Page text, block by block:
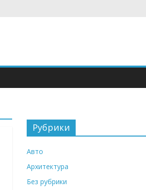
Рубрики
Авто
Архитектура
Без рубрики